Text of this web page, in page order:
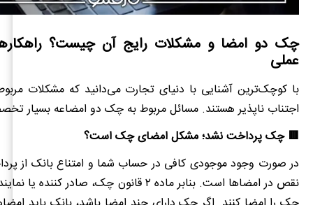
چک دو امضا و مشکلات رایج آن چیست؟
عملی
با کوچک‌ترین آشنایی با دنیای تجارت می‌دانید که مشکلات
اجتناب ناپذیر هستند. مسائل مربوط به چک دو امضاعه بسیار
🟥 چک پرداخت نشد؛ مشکل امضای چک است؟
در صورت وجود موجودی کافی در حساب شما و امتناع بانک از
نقص در امضاها است. بنابر ماده ۲ قانون چک، صادر